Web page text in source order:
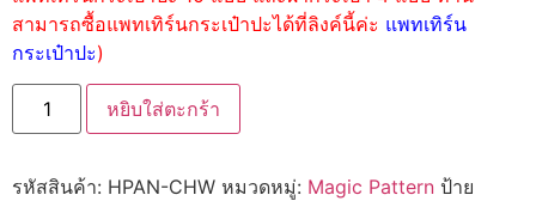
สามารถซื้อแพทเทิร์นกระเป๋าปะได้ที่ลิงค์นี้ค่ะ แพทเทิร์น
กระเป๋าปะ)
หยิบใส่ตะกร้า
รหัสสินค้า: HPAN-CHW หมวดหมู่: Magic Pattern ป้าย